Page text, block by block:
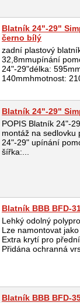
Blatník 24"-29"
černo bílý
zadní plastový
32,8mmupínání
24"-29"délka:
140mmhmotnost:
Blatník 24"-29"
POPIS Blatník 24"-
montáž na
24"-29" upínání
šířka:...
Blatník BBB BFD-
Lehký odolný
Lze namontovat
Extra krytí pro přední
Přidána ochranná
Blatník BBB BFD-